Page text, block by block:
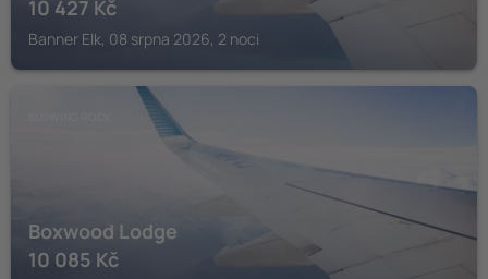
10 427 Kč
Banner Elk, 08 srpna 2026, 2 noci
Boxwood Lodge
10 085 Kč